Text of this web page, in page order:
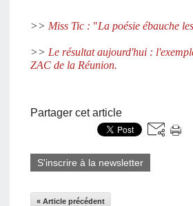
>> Miss Tic : "La poésie ébauche
>> Le résultat aujourd'hui :
ZAC de la Réunion.
Partager cet article
S'inscrire à la newsletter
« Article précédent